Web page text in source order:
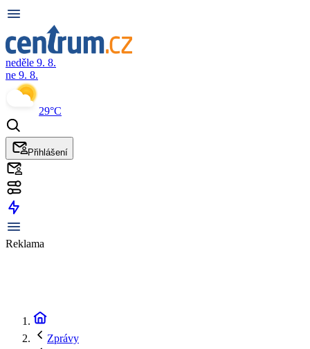
neděle 9. 8.
ne 9. 8.
29°C
Přihlášení
Reklama
Zprávy